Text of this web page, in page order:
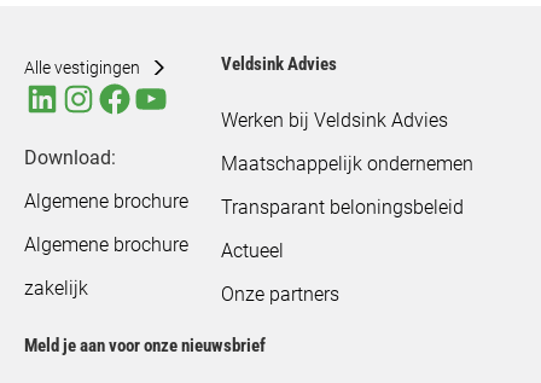
Alle vestigingen
Download:
Algemene brochure
Algemene brochure
zakelijk
Veldsink Advies
Werken bij Veldsink Advies
Maatschappelijk ondernemen
Transparant beloningsbeleid
Actueel
Onze partners
Meld je aan voor onze nieuwsbrief